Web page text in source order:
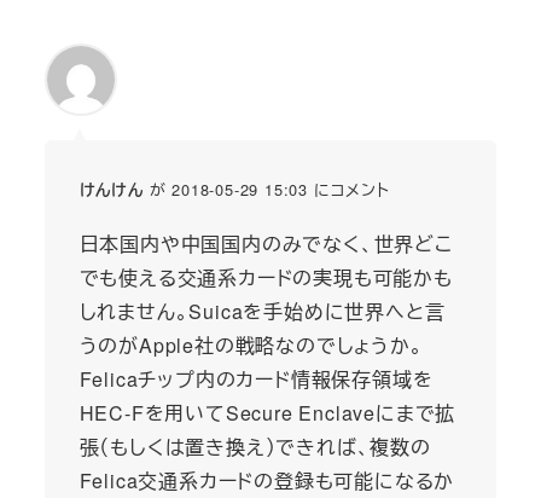
けんけん が 2018-05-29 15:03 にコメント
日本国内や中国国内のみでなく、世界どこ
でも使える交通系カードの実現も可能かも
しれません。Suicaを手始めに世界へと言
うのがApple社の戦略なのでしょうか。
Felicaチップ内のカード情報保存領域を
HEC-Fを用いてSecure Enclaveにまで拡
張（もしくは置き換え）できれば、複数の
Felica交通系カードの登録も可能になるか